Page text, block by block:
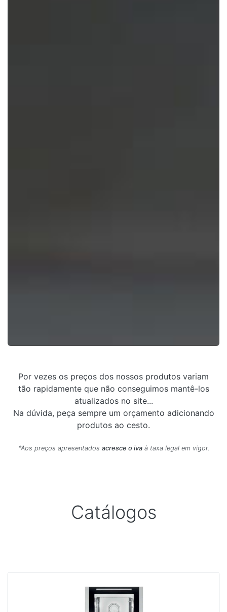
Por vezes os preços dos nossos produtos variam
tão rapidamente que não conseguimos mantê-los
atualizados no site...
Na dúvida, peça sempre um orçamento adicionando
produtos ao cesto.
*Aos preços apresentados acresce o ivaà taxa legal em vigor.
Catálogos